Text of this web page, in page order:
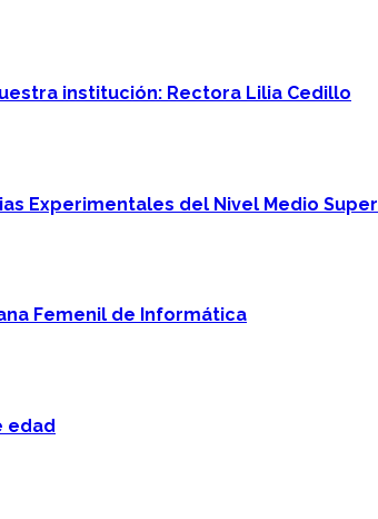
institución: Rectora Lilia Cedillo
Experimentales del Nivel Medio
Femenil de Informática
edad